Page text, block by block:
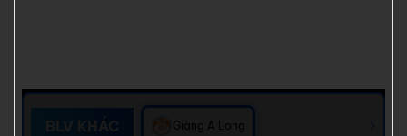
BLV KHÁC Giàng A Long